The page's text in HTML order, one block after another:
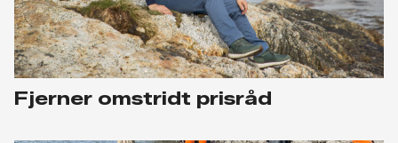
Fjerner omstridt prisråd